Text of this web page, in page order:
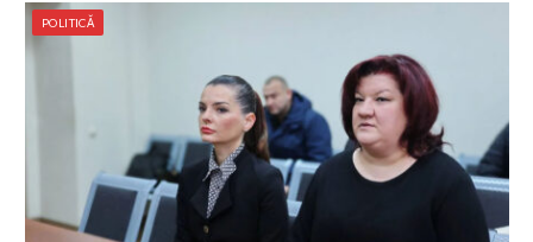
POLITICĂ